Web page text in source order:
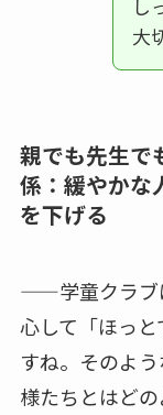
し
大
親でも先生で
係：緩やかな
を下げる
——学童クラブ
心して「ほっ
すね。そのよ
様たちとはど